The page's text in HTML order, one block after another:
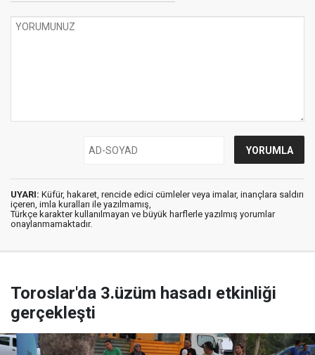
UYARI: Küfür, hakaret, rencide edici cümleler veya imalar, inançlara saldırı
içeren, imla kuralları ile yazılmamış,
Türkçe karakter kullanılmayan ve büyük harflerle yazılmış yorumlar
onaylanmamaktadır.
Toroslar'da 3.üzüm hasadı etkinliği
gerçekleşti